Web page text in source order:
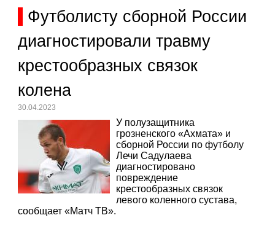
Футболисту сборной России
диагностировали травму
крестообразных связок
колена
30.04.2023
У полузащитника
грозненского «Ахмата» и
сборной России по футболу
Лечи Садулаева
диагностировано
повреждение
крестообразных связок
левого коленного сустава,
сообщает «Матч ТВ».